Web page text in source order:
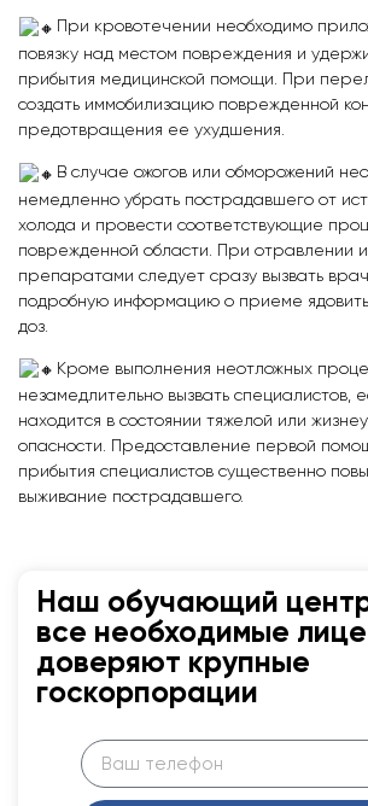
При кровотечении необходимо
повязку над местом повреждения и
прибытия медицинской помощи. При
создать иммобилизацию поврежденной
предотвращения ее ухудшения.
В случае ожогов или обморожений
немедленно убрать пострадавшего от
холода и провести соответствующие
поврежденной области. При отравлении
препаратами следует сразу вызвать
подробную информацию о приеме
доз.
Кроме выполнения неотложных
незамедлительно вызвать специалистов,
находится в состоянии тяжелой или
опасности. Предоставление первой
прибытия специалистов существенно
выживание пострадавшего.
Наш обучающий
все необходимые
доверяют крупные
госкорпорации